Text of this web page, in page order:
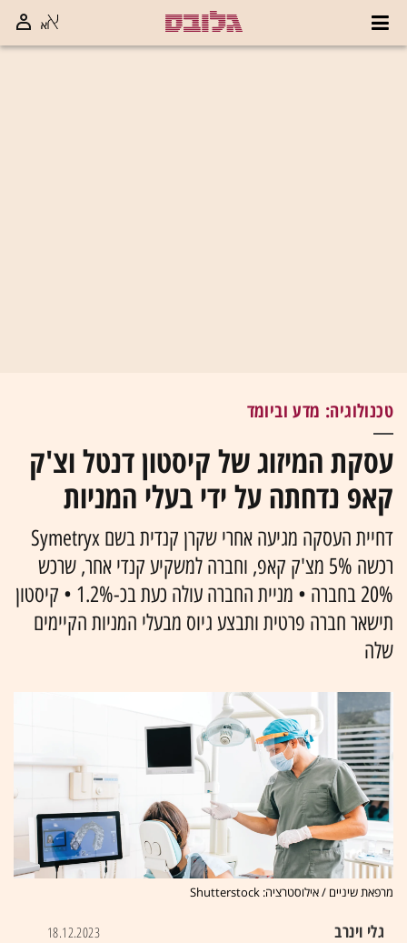
טכנולוגיה: מדע וביומד
עסקת המיזוג של קיסטון דנטל וצ'ק
קאפ נדחתה על ידי בעלי המניות
דחיית העסקה מגיעה אחרי שקרן קנדית בשם Symetryx
רכשה 5% מצ'ק קאפ, וחברה למשקיע קנדי אחר, שרכש
20% בחברה • מניית החברה עולה כעת בכ-1.2% • קיסטון
תישאר חברה פרטית ותבצע גיוס מבעלי המניות הקיימים
שלה
מרפאת שיניים / אילוסטרציה: Shutterstock
גלי וינרב 18.12.2023